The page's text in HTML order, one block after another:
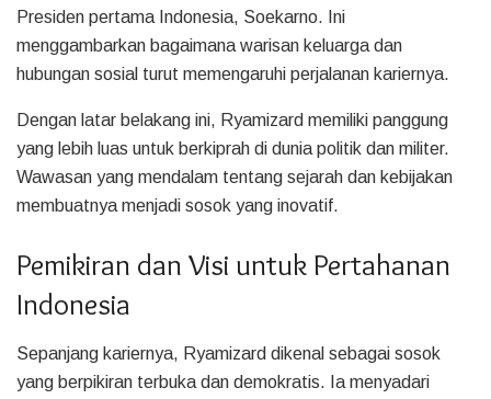
Presiden pertama Indonesia, Soekarno. Ini
menggambarkan bagaimana warisan keluarga dan
hubungan sosial turut memengaruhi perjalanan kariernya.
Dengan latar belakang ini, Ryamizard memiliki panggung
yang lebih luas untuk berkiprah di dunia politik dan militer.
Wawasan yang mendalam tentang sejarah dan kebijakan
membuatnya menjadi sosok yang inovatif.
Pemikiran dan Visi untuk Pertahanan
Indonesia
Sepanjang kariernya, Ryamizard dikenal sebagai sosok
yang berpikiran terbuka dan demokratis. Ia menyadari